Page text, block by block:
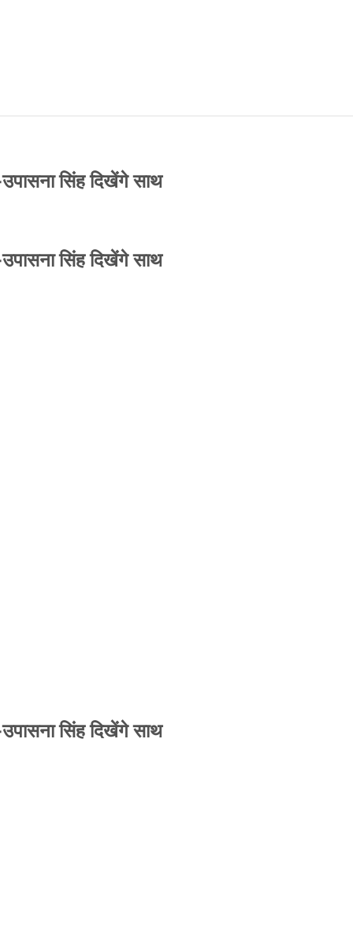
उपासना सिंह दिखेंगे साथ
उपासना सिंह दिखेंगे साथ
उपासना सिंह दिखेंगे साथ